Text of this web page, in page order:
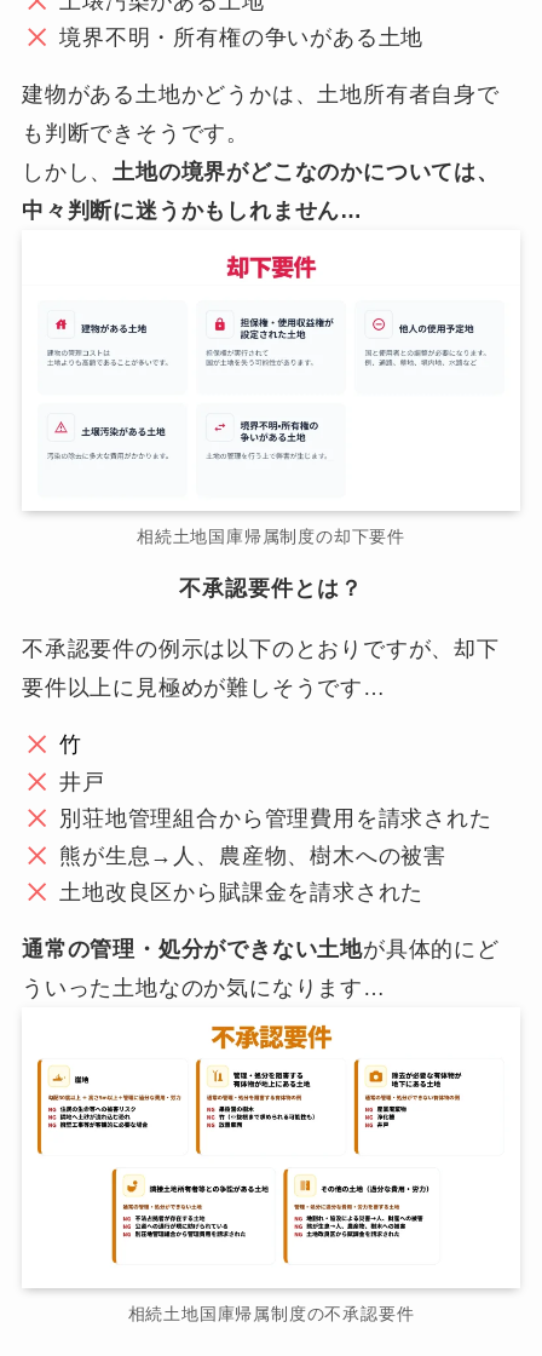
境界不明・所有権の争いがある土地
建物がある土地かどうかは、土地所有者自身で
も判断できそうです。
しかし、 土地の境界がどこなのかについては、
中々判断に迷うかもしれません…
相続土地国庫帰属制度の却下要件
不承認要件とは？
不承認要件の例示は以下のとおりですが、却下
要件以上に見極めが難しそうです…
竹
井戸
別荘地管理組合から管理費用を請求された
熊が生息→人、農産物、樹木への被害
土地改良区から賦課金を請求された
通常の管理・処分ができない土地が具体的にど
ういった土地なのか気になります…
相続土地国庫帰属制度の不承認要件